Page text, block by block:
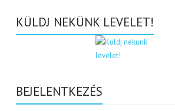
KÜLDJ NEKÜNK LEVELET!
BEJELENTKEZÉS